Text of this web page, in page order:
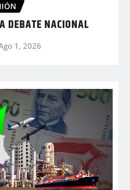
DEBATE NACIONAL
1, 2026